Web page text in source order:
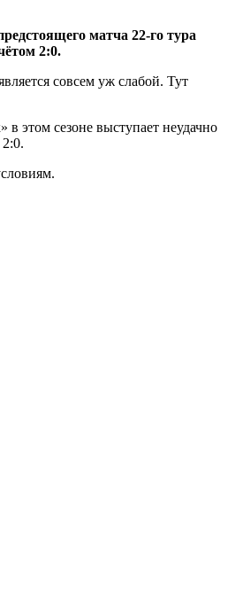
матча 22-го тура
2:0.
совсем уж слабой. Тут
этом сезоне выступает неудачно